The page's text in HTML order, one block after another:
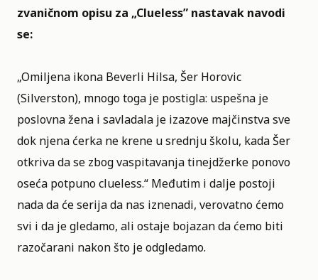
zvaničnom opisu za „Clueless” nastavak navodi
se:
„Omiljena ikona Beverli Hilsa, Šer Horovic
(Silverston), mnogo toga je postigla: uspešna je
poslovna žena i savladala je izazove majčinstva sve
dok njena ćerka ne krene u srednju školu, kada Šer
otkriva da se zbog vaspitavanja tinejdžerke ponovo
oseća potpuno clueless.“ Međutim i dalje postoji
nada da će serija da nas iznenadi, verovatno ćemo
svi i da je gledamo, ali ostaje bojazan da ćemo biti
razočarani nakon što je odgledamo.